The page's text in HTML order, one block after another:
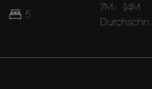
5
7M- 14M
Durchschn.